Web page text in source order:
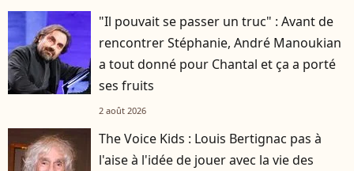
"Il pouvait se passer un truc" : Avant de
rencontrer Stéphanie, André Manoukian
a tout donné pour Chantal et ça a porté
ses fruits
2 août 2026
The Voice Kids : Louis Bertignac pas à
l'aise à l'idée de jouer avec la vie des